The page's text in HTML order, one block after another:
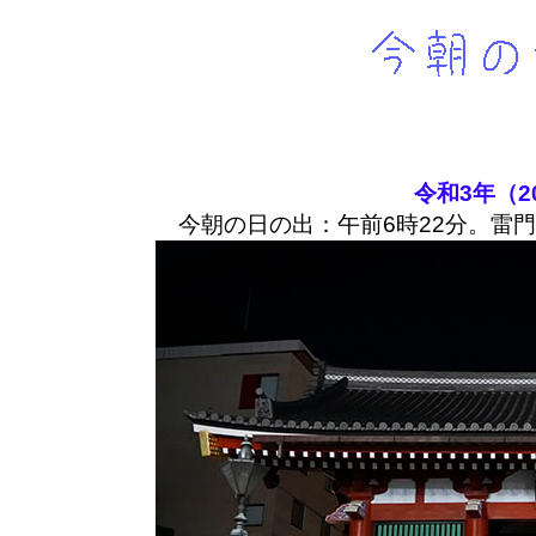
令和3年（
今朝の日の出：午前6時22分。雷